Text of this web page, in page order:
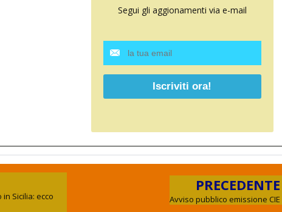
Segui gli aggionamenti via e-mail
Sicilia: ecco
PRECEDENTE
Avviso pubblico emissione CIE